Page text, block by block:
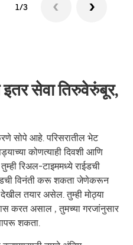
1/3
सेवा तिरुवेरुंबूर,
सोपे आहे. परिसरातील भेट
कोणत्याही दिवशी आणि
रिअल-टाइममध्ये राईडची
विनंती करू शकता जेणेकरून
तयार असेल. तुम्ही मोठ्या
करत असाल , तुमच्या गरजांनुसार
शकता.